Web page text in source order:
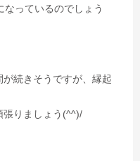
っているのでしょう
続きそうですが、縁起
張りましょう(^^)/